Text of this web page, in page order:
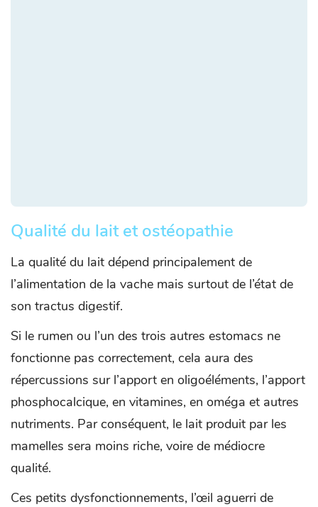
Qualité du lait et ostéopathie
La qualité du lait dépend principalement de
l’alimentation de la vache mais surtout de l’état de
son tractus digestif.
Si le rumen ou l’un des trois autres estomacs ne
fonctionne pas correctement, cela aura des
répercussions sur l’apport en oligoéléments, l’apport
phosphocalcique, en vitamines, en oméga et autres
nutriments. Par conséquent, le lait produit par les
mamelles sera moins riche, voire de médiocre
qualité.
Ces petits dysfonctionnements, l’œil aguerri de